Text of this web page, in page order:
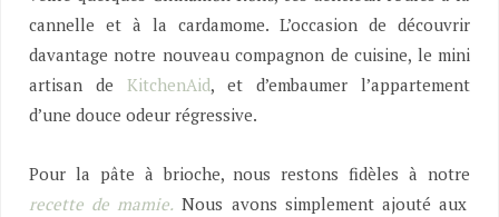
cannelle et à la cardamome. L’occasion de découvrir
davantage notre nouveau compagnon de cuisine, le mini
artisan de KitchenAid, et d’embaumer l’appartement
d’une douce odeur régressive.
Pour la pâte à brioche, nous restons fidèles à notre
recette de mamie. Nous avons simplement ajouté aux